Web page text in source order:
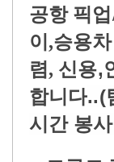
공항 픽
이,승용
렴, 신용,
합니다..(
시간 봉